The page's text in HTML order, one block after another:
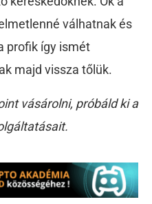
válhatnak és
profik így ismét
majd vissza tőlük.
vásárolni, próbáld ki a